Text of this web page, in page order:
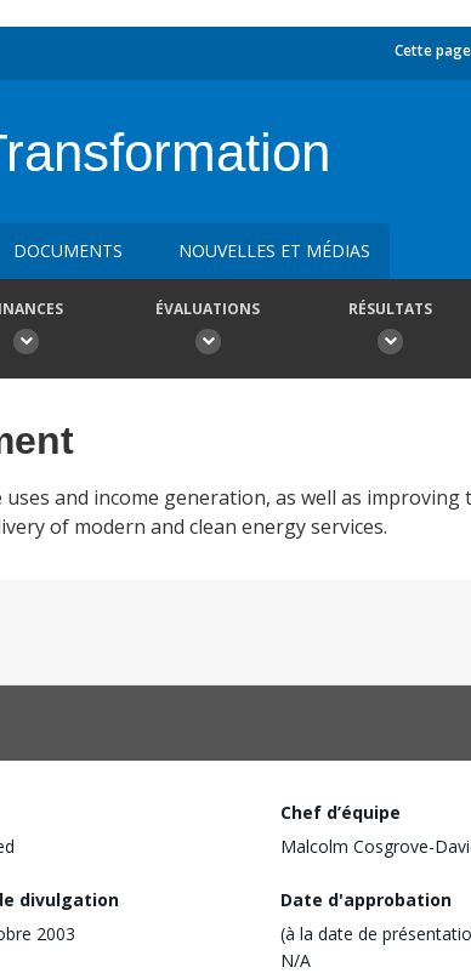
Cette
DOCUMENTS NOUVELLES ET MÉDIAS
ÉVALUATIONS RÉSULTATS
and income generation, as well as
of modern and clean energy services.
Chef d’équipe
Malcolm Cosgrove-
divulgation
2003
Date d'approbation
(à la date de
N/A